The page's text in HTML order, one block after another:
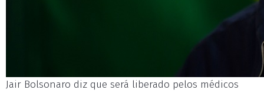
Jair Bolsonaro diz que será liberado pelos médicos